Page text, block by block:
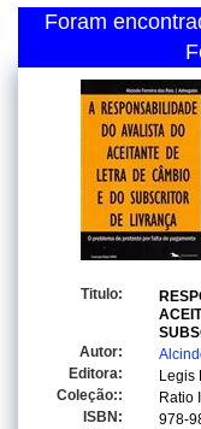
Foram
Titulo:
Autor:
Editora:
Legis
Coleção::
Ratio
ISBN:
978-